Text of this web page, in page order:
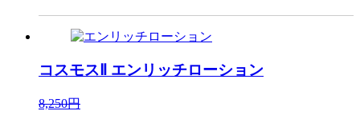
コスモスⅡ エンリッチローション
8,250円